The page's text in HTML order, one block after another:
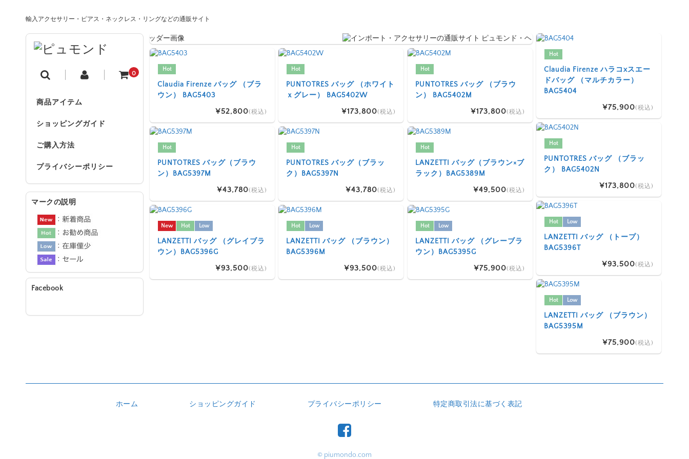
輸入アクセサリー・ピアス・ネックレス・リングなどの通販サイト
0
商品アイテム
ショッピングガイド
ご購入方法
プライバシーポリシー
Hot
Claudia Firenze ハラコxスエー
ドバッグ （マルチカラー）
BAG5404
¥75,900(税込)
Hot
Claudia Firenze バッグ （ブラ
ウン） BAG5403
¥52,800(税込)
Hot
PUNTOTRES バッグ （ホワイト
ｘグレー） BAG5402W
¥173,800(税込)
Hot
PUNTOTRES バッグ （ブラウ
ン） BAG5402M
¥173,800(税込)
Hot
PUNTOTRES バッグ （ブラッ
ク） BAG5402N
¥173,800(税込)
Hot
PUNTOTRES バッグ（ブラウ
ン）BAG5397M
¥43,780(税込)
Hot
PUNTOTRES バッグ（ブラッ
ク）BAG5397N
¥43,780(税込)
Hot
LANZETTI バッグ（ブラウン×ブ
ラック）BAG5389M
¥49,500(税込)
Hot Low
LANZETTI バッグ （トープ）
BAG5396T
¥93,500(税込)
New Hot Low
LANZETTI バッグ （グレイブラ
ウン）BAG5396G
¥93,500(税込)
Hot Low
LANZETTI バッグ （ブラウン）
BAG5396M
¥93,500(税込)
Hot Low
LANZETTI バッグ （グレーブラ
ウン）BAG5395G
¥75,900(税込)
Hot Low
LANZETTI バッグ （ブラウン）
BAG5395M
¥75,900(税込)
マークの説明
Facebook
ホーム ショッピングガイド プライバシーポリシー 特定商取引法に基づく表記
© piumondo.com